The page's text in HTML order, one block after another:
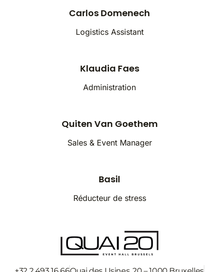
Carlos Domenech
Logistics Assistant
Klaudia Faes
Administration
Quiten Van Goethem
Sales & Event Manager
Basil
Réducteur de stress